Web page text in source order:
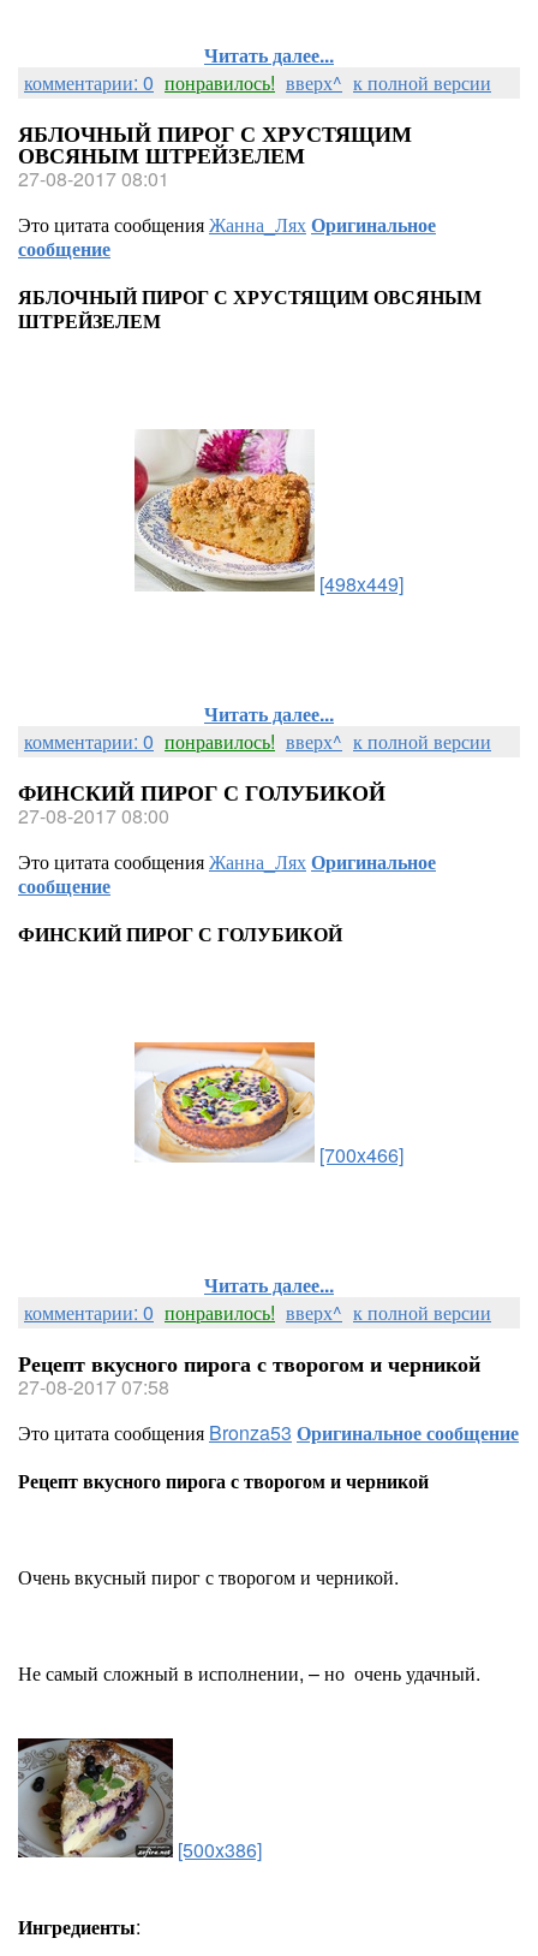
Читать далее...
комментарии: 0 понравилось! вверх^ к полной версии
ЯБЛОЧНЫЙ ПИРОГ С ХРУСТЯЩИМ
ОВСЯНЫМ ШТРЕЙЗЕЛЕМ
27-08-2017 08:01
Это цитата сообщенияЖанна_ЛяхОригинальное
сообщение
ЯБЛОЧНЫЙ ПИРОГ С ХРУСТЯЩИМ ОВСЯНЫМ
ШТРЕЙЗЕЛЕМ
[498x449]
Читать далее...
комментарии: 0 понравилось! вверх^ к полной версии
ФИНСКИЙ ПИРОГ С ГОЛУБИКОЙ
27-08-2017 08:00
Это цитата сообщенияЖанна_ЛяхОригинальное
сообщение
ФИНСКИЙ ПИРОГ С ГОЛУБИКОЙ
[700x466]
Читать далее...
комментарии: 0 понравилось! вверх^ к полной версии
Рецепт вкусного пирога с творогом и черникой
27-08-2017 07:58
Это цитата сообщения Bronza53 Оригинальное сообщение
Рецепт вкусного пирога с творогом и черникой
Очень вкусный пирог с творогом и черникой.
Не самый сложный в исполнении, – но очень удачный.
[500x386]
Ингредиенты: